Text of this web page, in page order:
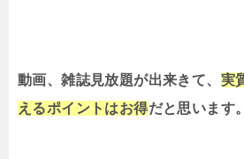
動画、雑誌見放題が出来きて、 実
えるポイントはお得だと思います。